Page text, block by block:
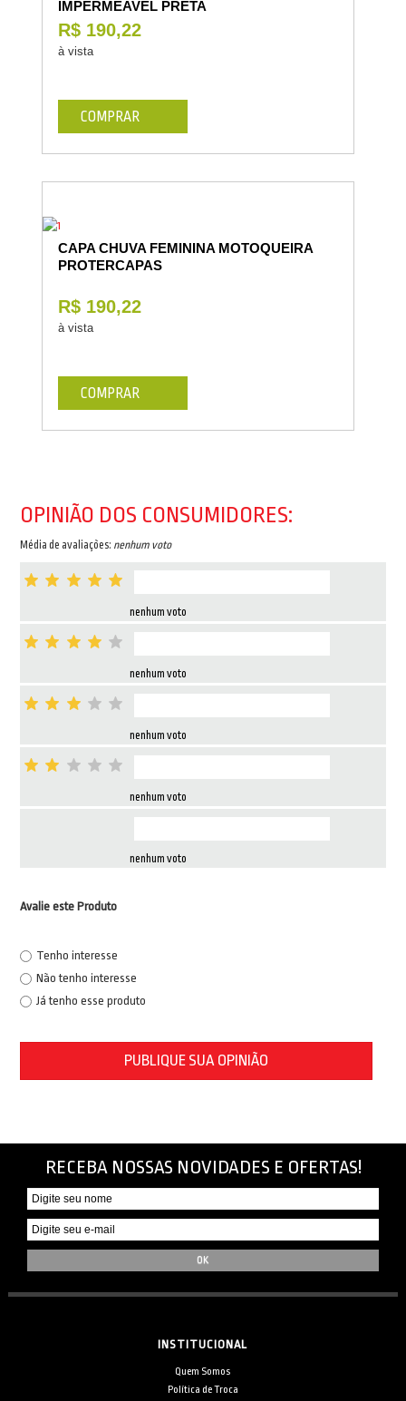
IMPERMEAVEL PRETA
R$ 190,22
à vista
COMPRAR
CAPA CHUVA FEMININA MOTOQUEIRA
PROTERCAPAS
R$ 190,22
à vista
COMPRAR
OPINIÃO DOS CONSUMIDORES:
Média de avaliações: nenhum voto
nenhum voto
nenhum voto
nenhum voto
nenhum voto
nenhum voto
Avalie este Produto
Tenho interesse
Não tenho interesse
Já tenho esse produto
PUBLIQUE SUA OPINIÃO
RECEBA NOSSAS NOVIDADES E OFERTAS!
INSTITUCIONAL
Quem Somos
Política de Troca